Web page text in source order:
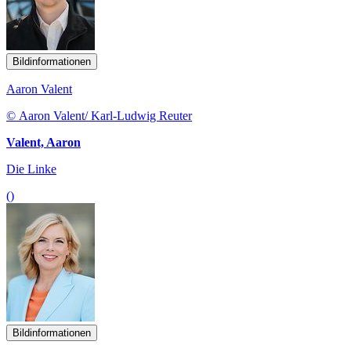
Bildinformationen
Aaron Valent
© Aaron Valent/ Karl-Ludwig Reuter
Valent, Aaron
Die Linke
()
Bildinformationen